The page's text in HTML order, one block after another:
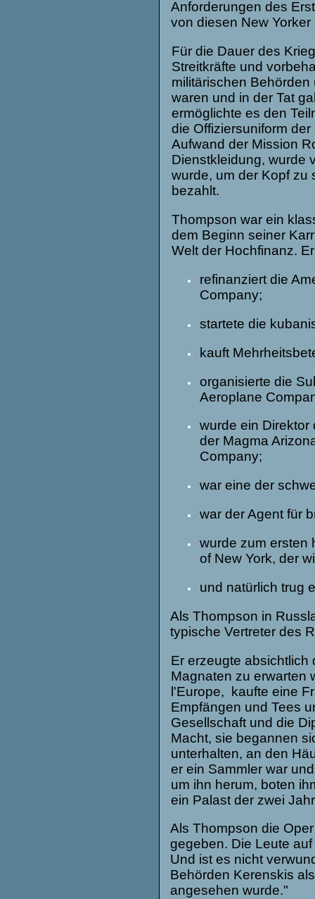
Anforderungen des
von diesen New
Für die Dauer des
Streitkräfte und
militärischen
waren und in der Tat
ermöglichte es den
die Offiziersuniform
Aufwand der Mission
Dienstkleidung, wurde
wurde, um der Kopf zu
Thompson war ein
dem Beginn seiner
Welt der Hochfinanz. Er
refinanziert die
Company;
startete die
kauft
organisierte die
Aeroplane
wurde ein Direktor
der Magma
Company;
war eine der
war der Agent für
wurde zum ersten
of New York, der
und natürlich trug
Als Thompson in
typische Vertreter des
Er erzeugte absichtlich
Magnaten zu erwarten
l'Europe, kaufte eine
Empfängen und Tees
Gesellschaft und die
Macht, sie begannen
unterhalten, an den
er ein Sammler war
um ihn herum, boten
ein Palast der zwei
Als Thompson die
gegeben. Die Leute
Und ist es nicht
Behörden Kerenskis
angesehen wurde."